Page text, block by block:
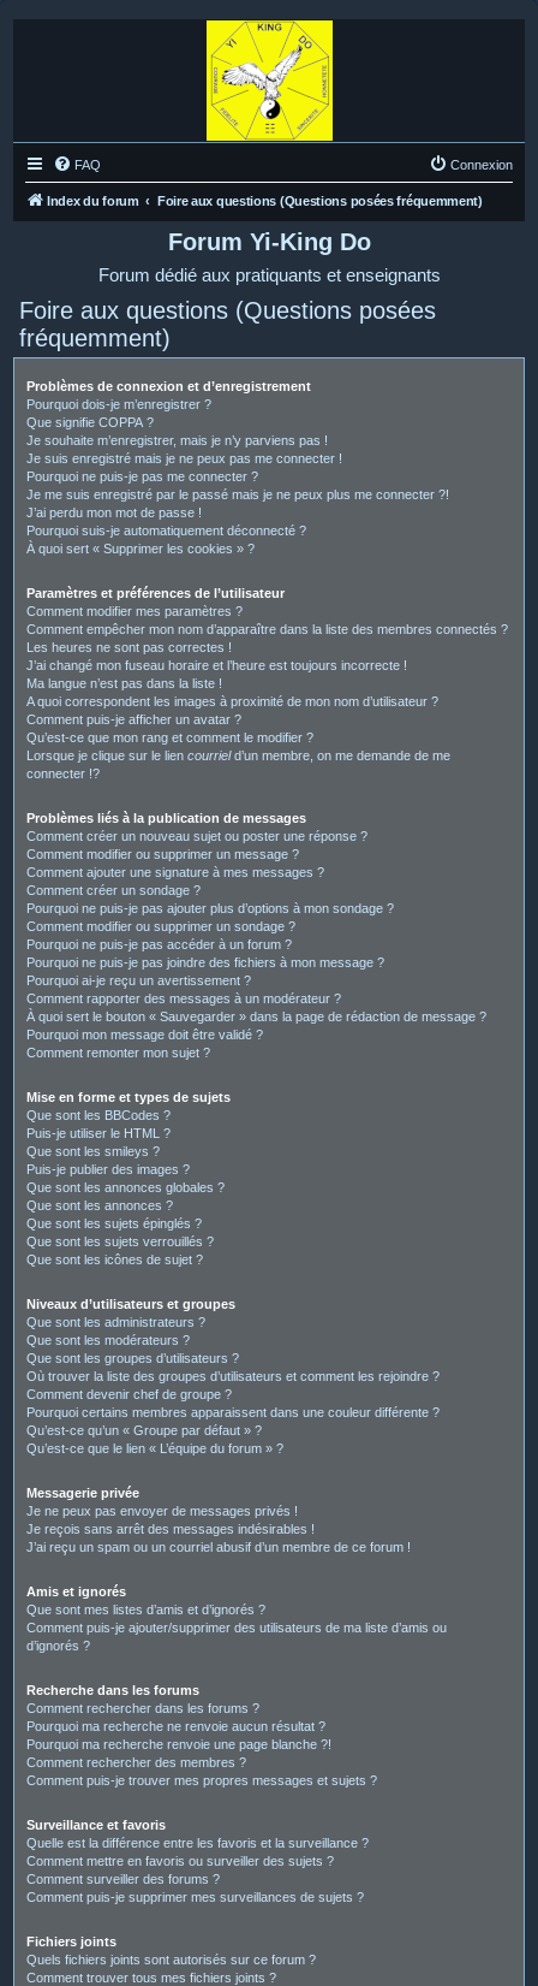
FAQ Connexion
Index du forum Foire aux questions (Questions posées fréquemment)
Forum Yi-King Do
Forum dédié aux pratiquants et enseignants
Foire aux questions (Questions posées
fréquemment)
Problèmes de connexion et d’enregistrement
Pourquoi dois-je m’enregistrer ?
Que signifie COPPA ?
Je souhaite m’enregistrer, mais je n’y parviens pas !
Je suis enregistré mais je ne peux pas me connecter !
Pourquoi ne puis-je pas me connecter ?
Je me suis enregistré par le passé mais je ne peux plus me connecter ?!
J’ai perdu mon mot de passe !
Pourquoi suis-je automatiquement déconnecté ?
À quoi sert « Supprimer les cookies » ?
Paramètres et préférences de l’utilisateur
Comment modifier mes paramètres ?
Comment empêcher mon nom d’apparaître dans la liste des membres connectés ?
Les heures ne sont pas correctes !
J’ai changé mon fuseau horaire et l’heure est toujours incorrecte !
Ma langue n’est pas dans la liste !
A quoi correspondent les images à proximité de mon nom d’utilisateur ?
Comment puis-je afficher un avatar ?
Qu’est-ce que mon rang et comment le modifier ?
Lorsque je clique sur le lien courrield’un membre, on me demande de me
connecter !?
Problèmes liés à la publication de messages
Comment créer un nouveau sujet ou poster une réponse ?
Comment modifier ou supprimer un message ?
Comment ajouter une signature à mes messages ?
Comment créer un sondage ?
Pourquoi ne puis-je pas ajouter plus d’options à mon sondage ?
Comment modifier ou supprimer un sondage ?
Pourquoi ne puis-je pas accéder à un forum ?
Pourquoi ne puis-je pas joindre des fichiers à mon message ?
Pourquoi ai-je reçu un avertissement ?
Comment rapporter des messages à un modérateur ?
À quoi sert le bouton « Sauvegarder » dans la page de rédaction de message ?
Pourquoi mon message doit être validé ?
Comment remonter mon sujet ?
Mise en forme et types de sujets
Que sont les BBCodes ?
Puis-je utiliser le HTML ?
Que sont les smileys ?
Puis-je publier des images ?
Que sont les annonces globales ?
Que sont les annonces ?
Que sont les sujets épinglés ?
Que sont les sujets verrouillés ?
Que sont les icônes de sujet ?
Niveaux d’utilisateurs et groupes
Que sont les administrateurs ?
Que sont les modérateurs ?
Que sont les groupes d’utilisateurs ?
Où trouver la liste des groupes d’utilisateurs et comment les rejoindre ?
Comment devenir chef de groupe ?
Pourquoi certains membres apparaissent dans une couleur différente ?
Qu’est-ce qu’un « Groupe par défaut » ?
Qu’est-ce que le lien « L’équipe du forum » ?
Messagerie privée
Je ne peux pas envoyer de messages privés !
Je reçois sans arrêt des messages indésirables !
J’ai reçu un spam ou un courriel abusif d’un membre de ce forum !
Amis et ignorés
Que sont mes listes d’amis et d’ignorés ?
Comment puis-je ajouter/supprimer des utilisateurs de ma liste d’amis ou
d’ignorés ?
Recherche dans les forums
Comment rechercher dans les forums ?
Pourquoi ma recherche ne renvoie aucun résultat ?
Pourquoi ma recherche renvoie une page blanche ?!
Comment rechercher des membres ?
Comment puis-je trouver mes propres messages et sujets ?
Surveillance et favoris
Quelle est la différence entre les favoris et la surveillance ?
Comment mettre en favoris ou surveiller des sujets ?
Comment surveiller des forums ?
Comment puis-je supprimer mes surveillances de sujets ?
Fichiers joints
Quels fichiers joints sont autorisés sur ce forum ?
Comment trouver tous mes fichiers joints ?